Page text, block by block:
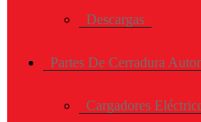
Descargas
Partes De Cerradura
Cargadores